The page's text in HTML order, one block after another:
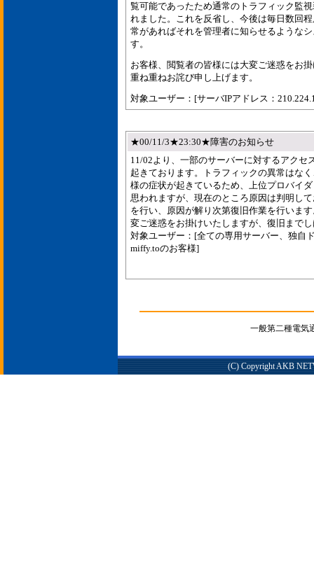
覧可能であったため通常のトラフィック監
れました。これを反省し、今後は毎日数回
常があればそれを管理者に知らせるような
す。
お客様、閲覧者の皆様には大変ご迷惑をお
重ね重ねお詫び申し上げます。
対象ユーザー：[サーバIPアドレス：
★00/11/3★23:30★障害のお知らせ
11/02より、一部のサーバーに対するアクセ
起きております。トラフィックの異常はな
様の症状が起きているため、上位プロバイ
思われますが、現在のところ原因は判明し
を行い、原因が解り次第復旧作業を行いま
変ご迷惑をお掛けいたしますが、復旧まで
対象ユーザー：[全ての専用サーバー、独自
miffy.toのお客様]
一般第二種電気
(C) Copyright AKB